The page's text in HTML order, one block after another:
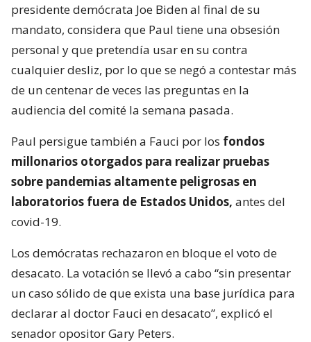
presidente demócrata Joe Biden al final de su
mandato, considera que Paul tiene una obsesión
personal y que pretendía usar en su contra
cualquier desliz, por lo que se negó a contestar más
de un centenar de veces las preguntas en la
audiencia del comité la semana pasada.
Paul persigue también a Fauci por los fondos
millonarios otorgados para realizar pruebas
sobre pandemias altamente peligrosas en
laboratorios fuera de Estados Unidos, antes del
covid-19.
Los demócratas rechazaron en bloque el voto de
desacato. La votación se llevó a cabo “sin presentar
un caso sólido de que exista una base jurídica para
declarar al doctor Fauci en desacato”, explicó el
senador opositor Gary Peters.